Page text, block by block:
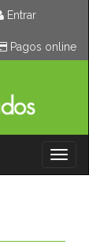
Entrar
Pagos online